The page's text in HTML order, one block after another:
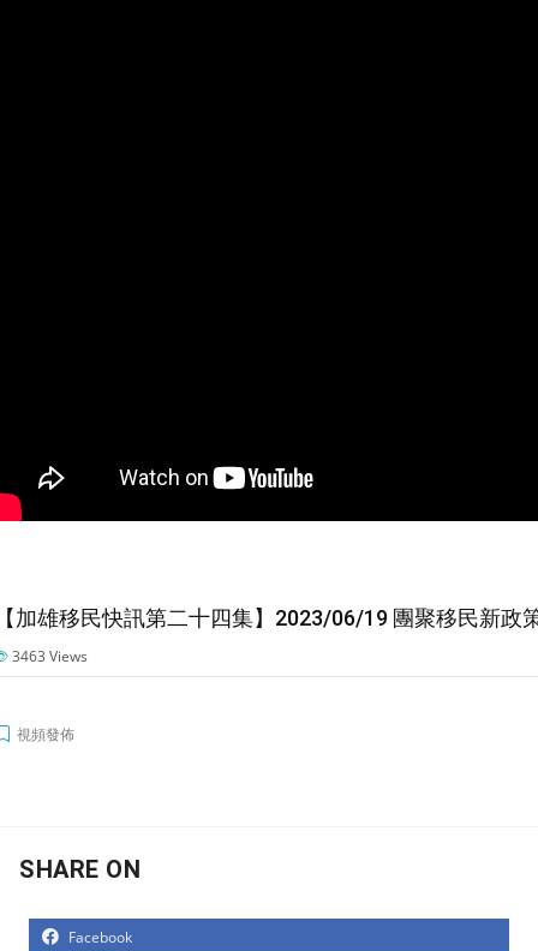
加雄移民快訊第二十四集】2023/06/19 團聚移民新政
3463 Views
視頻發佈
SHARE ON
Facebook